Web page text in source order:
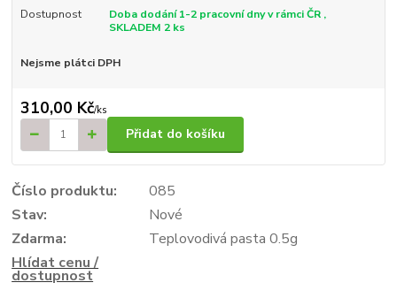
Dostupnost
Doba dodání 1-2 pracovní dny v rámci ČR ,
SKLADEM 2 ks
Nejsme plátci DPH
310,00 Kč/ks
Přidat do košíku
Číslo produktu:
085
Stav:
Nové
Zdarma:
Teplovodivá pasta 0.5g
Hlídat cenu /
dostupnost